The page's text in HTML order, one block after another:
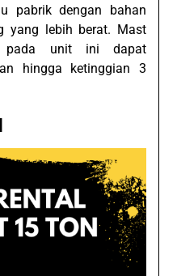
pabrik dengan bahan
yang lebih berat. Mast
pada unit ini dapat
hingga ketinggian 3